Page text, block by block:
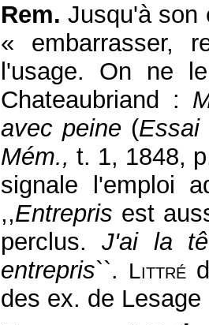
Rem. Jusqu'à
« embarrasser,
l'usage. On ne
Chateaubriand :
avec peine (Essai
Mém., t. 1, 1848,
signale l'emploi
,,Entrepris est
perclus.J'ai la
entrepris``. Littré
des ex. de Lesage